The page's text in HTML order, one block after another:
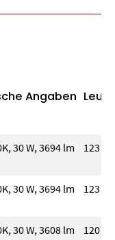
Angaben
30 W, 3694 lm 123
30 W, 3694 lm 123
30 W, 3608 lm 120